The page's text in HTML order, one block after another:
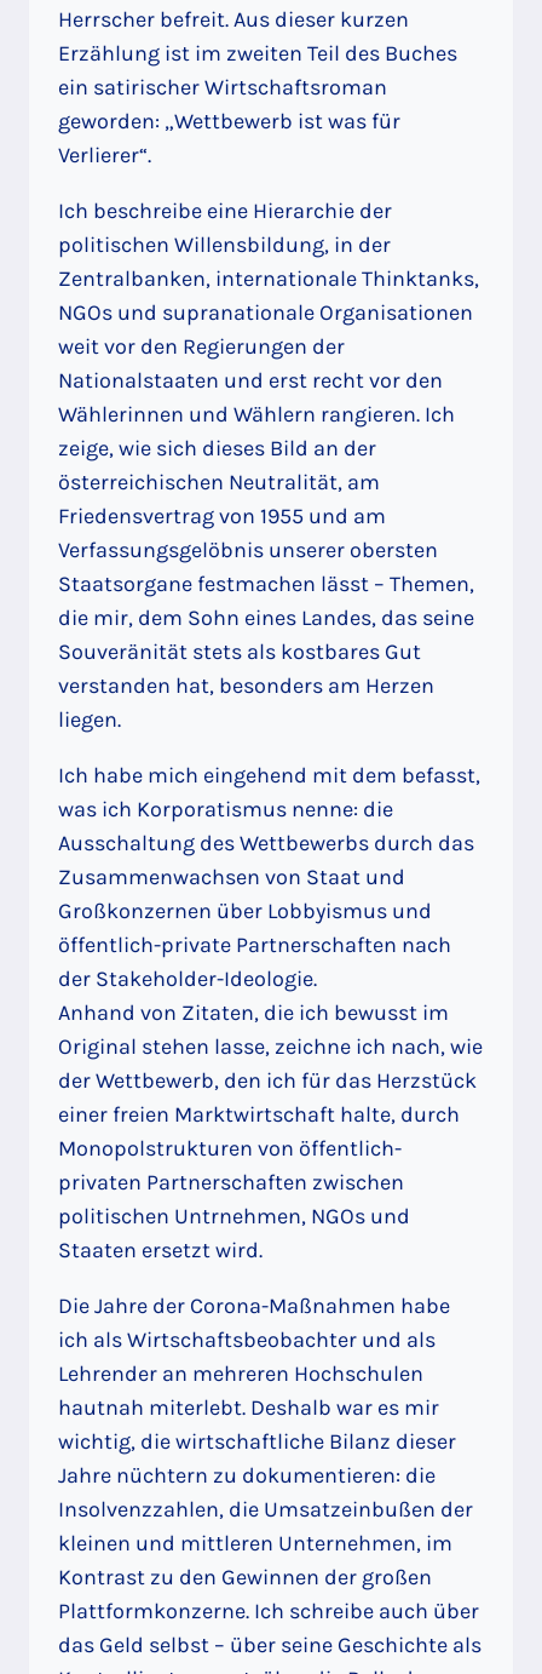
Herrscher befreit. Aus dieser kurzen
Erzählung ist im zweiten Teil des Buches
ein satirischer Wirtschaftsroman
geworden: „Wettbewerb ist was für
Verlierer“.
Ich beschreibe eine Hierarchie der
politischen Willensbildung, in der
Zentralbanken, internationale Thinktanks,
NGOs und supranationale Organisationen
weit vor den Regierungen der
Nationalstaaten und erst recht vor den
Wählerinnen und Wählern rangieren. Ich
zeige, wie sich dieses Bild an der
österreichischen Neutralität, am
Friedensvertrag von 1955 und am
Verfassungsgelöbnis unserer obersten
Staatsorgane festmachen lässt – Themen,
die mir, dem Sohn eines Landes, das seine
Souveränität stets als kostbares Gut
verstanden hat, besonders am Herzen
liegen.
Ich habe mich eingehend mit dem befasst,
was ich Korporatismus nenne: die
Ausschaltung des Wettbewerbs durch das
Zusammenwachsen von Staat und
Großkonzernen über Lobbyismus und
öffentlich-private Partnerschaften nach
der Stakeholder-Ideologie.
Anhand von Zitaten, die ich bewusst im
Original stehen lasse, zeichne ich nach, wie
der Wettbewerb, den ich für das Herzstück
einer freien Marktwirtschaft halte, durch
Monopolstrukturen von öffentlich-
privaten Partnerschaften zwischen
politischen Untrnehmen, NGOs und
Staaten ersetzt wird.
Die Jahre der Corona-Maßnahmen habe
ich als Wirtschaftsbeobachter und als
Lehrender an mehreren Hochschulen
hautnah miterlebt. Deshalb war es mir
wichtig, die wirtschaftliche Bilanz dieser
Jahre nüchtern zu dokumentieren: die
Insolvenzzahlen, die Umsatzeinbußen der
kleinen und mittleren Unternehmen, im
Kontrast zu den Gewinnen der großen
Plattformkonzerne. Ich schreibe auch über
das Geld selbst – über seine Geschichte als